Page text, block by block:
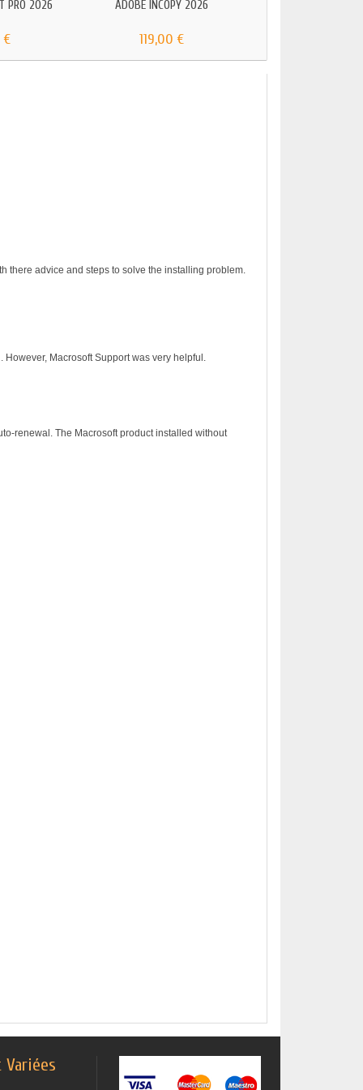
PRO 2026
€
ADOBE INCOPY 2026
119,00 €
there advice and steps to solve the installing problem.
Macrosoft Support was very helpful.
renewal. The Macrosoft product installed without